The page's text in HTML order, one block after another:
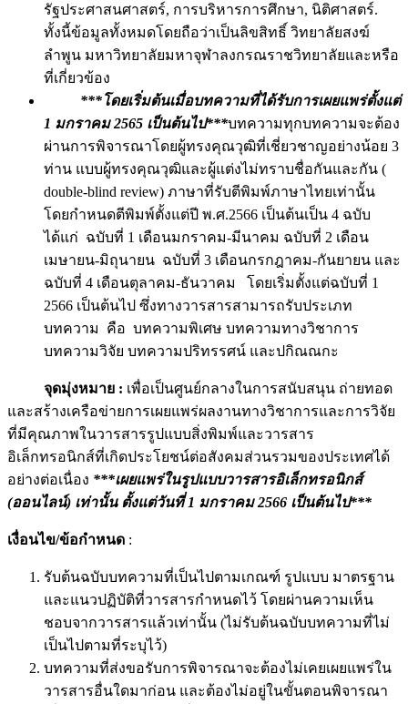
รัฐประศาสนศาสตร์, การบริหารการศึกษา, นิติศาสตร์.
ทั้งนี้ข้อมูลทั้งหมดโดยถือว่าเป็นลิขสิทธิ์ วิทยาลัยสงฆ์
ลำพูน มหาวิทยาลัยมหาจุฬาลงกรณราชวิทยาลัยและหรือ
ที่เกี่ยวข้อง
***โดยเริ่มต้นเมื่อบทความที่ได้รับการเผยแพร่ตั้งแต่
1 มกราคม 2565 เป็นต้นไป***บทความทุกบทความจะต้อง
ผ่านการพิจารณาโดยผู้ทรงคุณวุฒิที่เชี่ยวชาญอย่างน้อย 3
ท่าน แบบผู้ทรงคุณวุฒิและผู้แต่งไม่ทราบชื่อกันและกัน (
double-blind review) ภาษาที่รับตีพิมพ์ภาษาไทยเท่านั้น
โดยกำหนดตีพิมพ์ตั้งแต่ปี พ.ศ.2566 เป็นต้นเป็น 4 ฉบับ
ได้แก่ ฉบับที่ 1 เดือนมกราคม-มีนาคม ฉบับที่ 2 เดือน
เมษายน-มิถุนายน ฉบับที่ 3 เดือนกรกฎาคม-กันยายน และ
ฉบับที่ 4 เดือนตุลาคม-ธันวาคม โดยเริ่มตั้งแต่ฉบับที่ 1
2566 เป็นต้นไป ซึ่งทางวารสารสามารถรับประเภท
บทความ คือ บทความพิเศษ บทความทางวิชาการ
บทความวิจัย บทความปริทรรศน์ และปกิณณกะ
จุดมุ่งหมาย : เพื่อเป็นศูนย์กลางในการสนับสนุน ถ่ายทอด
และสร้างเครือข่ายการเผยแพร่ผลงานทางวิชาการและการวิจัย
ที่มีคุณภาพในวารสารรูปแบบสิ่งพิมพ์และวารสาร
อิเล็กทรอนิกส์ที่เกิดประโยชน์ต่อสังคมส่วนรวมของประเทศได้
อย่างต่อเนื่อง ***เผยแพร่ในรูปแบบวารสารอิเล็กทรอนิกส์
(ออนไลน์) เท่านั้น ตั้งแต่วันที่ 1 มกราคม 2566 เป็นต้นไป***
เงื่อนไข/ข้อกำหนด :
รับต้นฉบับบทความที่เป็นไปตามเกณฑ์ รูปแบบ มาตรฐาน
และแนวปฏิบัติที่วารสารกำหนดไว้ โดยผ่านความเห็น
ชอบจากวารสารแล้วเท่านั้น (ไม่รับต้นฉบับบทความที่ไม่
เป็นไปตามที่ระบุไว้)
บทความที่ส่งขอรับการพิจารณาจะต้องไม่เคยเผยแพร่ใน
วารสารอื่นใดมาก่อน และต้องไม่อยู่ในขั้นตอนพิจารณา